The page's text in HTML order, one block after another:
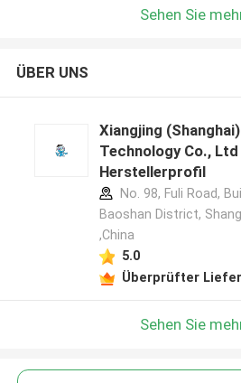
Sehen Sie
ÜBER UNS
Xiangjing
Technology Co., Ltd
Herstellerprofil
No. 98, Fuli Road,
Baoshan District,
,China
5.0
Überprüfter
Sehen Sie